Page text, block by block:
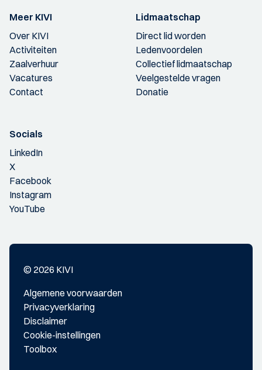
Meer KIVI
Over KIVI
Activiteiten
Zaalverhuur
Vacatures
Contact
Lidmaatschap
Direct lid worden
Ledenvoordelen
Collectief lidmaatschap
Veelgestelde vragen
Donatie
Socials
LinkedIn
X
Facebook
Instagram
YouTube
© 2026 KIVI
Algemene voorwaarden
Privacyverklaring
Disclaimer
Cookie-instellingen
Toolbox